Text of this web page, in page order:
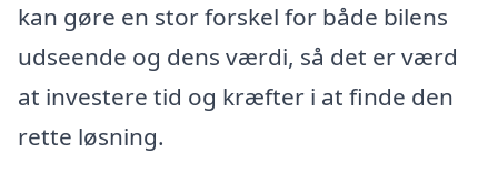
kan gøre en stor forskel for både bilens
udseende og dens værdi, så det er værd
at investere tid og kræfter i at finde den
rette løsning.